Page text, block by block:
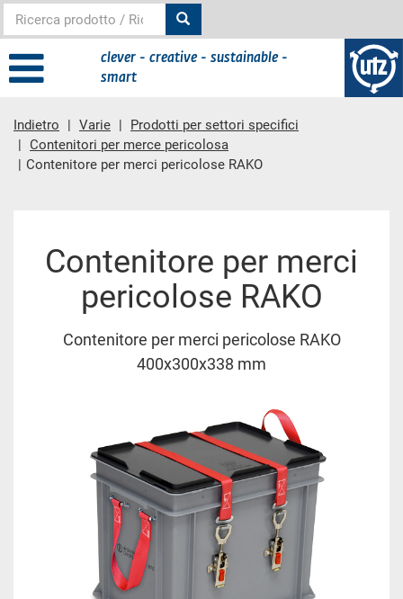
clever - creative - sustainable -
smart
Indietro Varie
Prodotti per settori specifici
Contenitori per merce pericolosa
Contenitore per merci pericolose RAKO
Contenitore per merci
pericolose RAKO
Contenitore per merci pericolose RAKO
400x300x338 mm